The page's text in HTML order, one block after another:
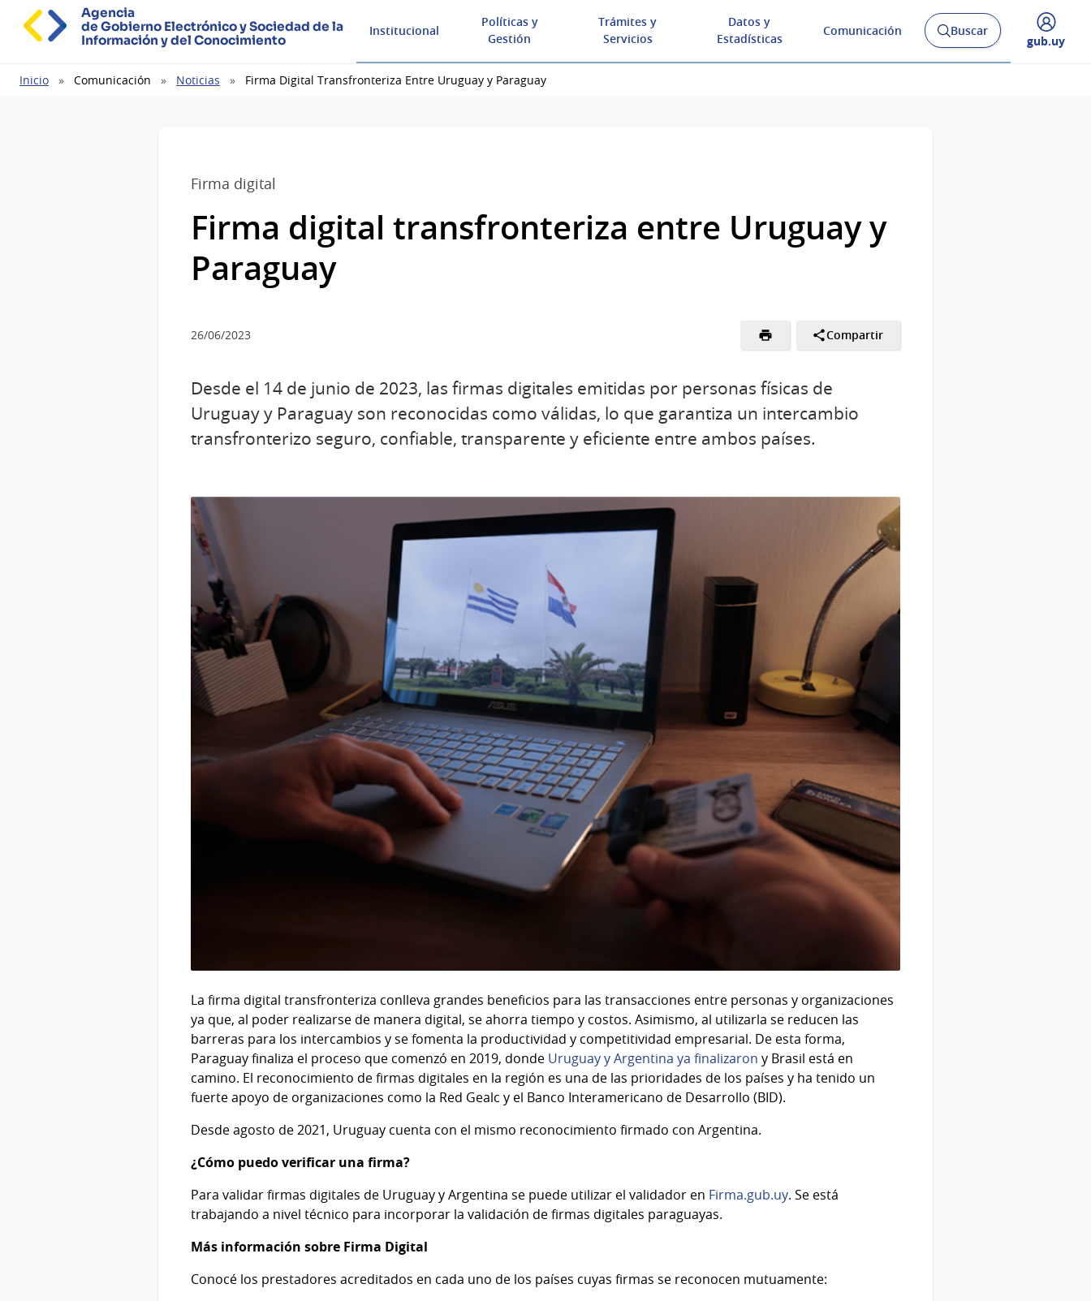
Agencia
de Gobierno Electrónico y Sociedad de la
Información y del Conocimiento
Institucional
Políticas y
Gestión
Trámites y
Servicios
Datos y
Estadísticas
Comunicación
AbrirBuscar
Desplegar
gub.uy
Ruta
Inicio Comunicación Noticias Firma Digital Transfronteriza Entre Uruguay y Paraguay
Firma digital
Firma digital transfronteriza entre Uruguay y
Paraguay
26/06/2023 Compartir
Desde el 14 de junio de 2023, las firmas digitales emitidas por personas físicas de
Uruguay y Paraguay son reconocidas como válidas, lo que garantiza un intercambio
transfronterizo seguro, confiable, transparente y eficiente entre ambos países.
La firma digital transfronteriza conlleva grandes beneficios para las transacciones entre personas y organizaciones
ya que, al poder realizarse de manera digital, se ahorra tiempo y costos. Asimismo, al utilizarla se reducen las
barreras para los intercambios y se fomenta la productividad y competitividad empresarial. De esta forma,
Paraguay finaliza el proceso que comenzó en 2019, donde Uruguay y Argentina ya finalizaron y Brasil está en
camino. El reconocimiento de firmas digitales en la región es una de las prioridades de los países y ha tenido un
fuerte apoyo de organizaciones como la Red Gealc y el Banco Interamericano de Desarrollo (BID).
Desde agosto de 2021, Uruguay cuenta con el mismo reconocimiento firmado con Argentina.
¿Cómo puedo verificar una firma?
Para validar firmas digitales de Uruguay y Argentina se puede utilizar el validador en Firma.gub.uy. Se está
trabajando a nivel técnico para incorporar la validación de firmas digitales paraguayas.
Más información sobre Firma Digital
Conocé los prestadores acreditados en cada uno de los países cuyas firmas se reconocen mutuamente: